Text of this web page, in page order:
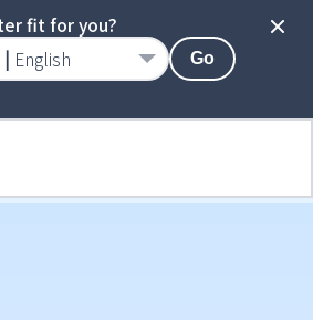
fit for you?
| English Go